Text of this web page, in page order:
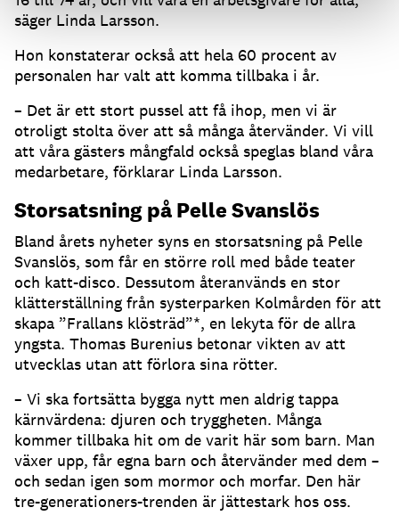
säger Linda Larsson.
Hon konstaterar också att hela 60 procent av
personalen har valt att komma tillbaka i år.
– Det är ett stort pussel att få ihop, men vi är
otroligt stolta över att så många återvänder. Vi vill
att våra gästers mångfald också speglas bland våra
medarbetare, förklarar Linda Larsson.
Storsatsning på Pelle Svanslös
Bland årets nyheter syns en storsatsning på Pelle
Svanslös, som får en större roll med både teater
och katt-disco. Dessutom återanvänds en stor
klätterställning från systerparken Kolmården för att
skapa ”Frallans klösträd”*, en lekyta för de allra
yngsta. Thomas Burenius betonar vikten av att
utvecklas utan att förlora sina rötter.
– Vi ska fortsätta bygga nytt men aldrig tappa
kärnvärdena: djuren och tryggheten. Många
kommer tillbaka hit om de varit här som barn. Man
växer upp, får egna barn och återvänder med dem –
och sedan igen som mormor och morfar. Den här
tre-generationers-trenden är jättestark hos oss.